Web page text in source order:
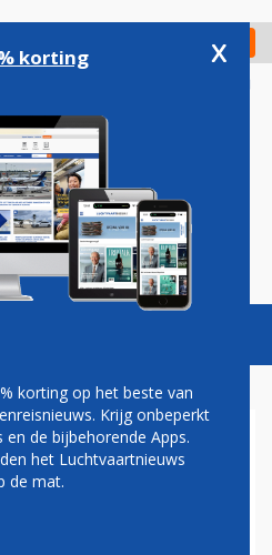
Check in
Vacatures
ONTHULT
korting x
korting op het beste van
Krijg onbeperkt
de bijbehorende Apps.
het Luchtvaartnieuws
de mat.